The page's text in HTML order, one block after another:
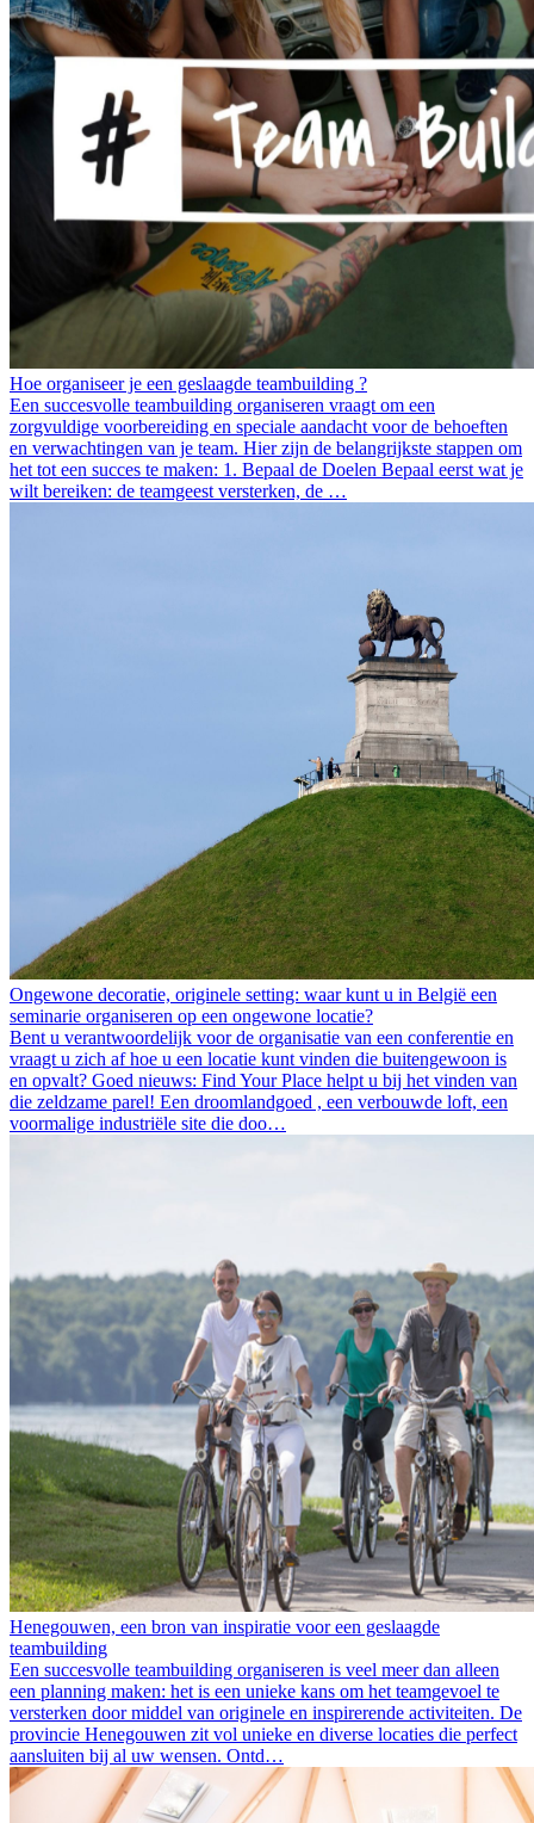
Hoe organiseer je een geslaagde teambuilding ?
Een succesvolle teambuilding organiseren vraagt om een
zorgvuldige voorbereiding en speciale aandacht voor de behoeften
en verwachtingen van je team. Hier zijn de belangrijkste stappen om
het tot een succes te maken: 1. Bepaal de Doelen Bepaal eerst wat je
wilt bereiken: de teamgeest versterken, de …
Ongewone decoratie, originele setting: waar kunt u in België een
seminarie organiseren op een ongewone locatie?
Bent u verantwoordelijk voor de organisatie van een conferentie en
vraagt u zich af hoe u een locatie kunt vinden die buitengewoon is
en opvalt? Goed nieuws: Find Your Place helpt u bij het vinden van
die zeldzame parel! Een droomlandgoed , een verbouwde loft, een
voormalige industriële site die doo…
Henegouwen, een bron van inspiratie voor een geslaagde
teambuilding
Een succesvolle teambuilding organiseren is veel meer dan alleen
een planning maken: het is een unieke kans om het teamgevoel te
versterken door middel van originele en inspirerende activiteiten. De
provincie Henegouwen zit vol unieke en diverse locaties die perfect
aansluiten bij al uw wensen. Ontd…